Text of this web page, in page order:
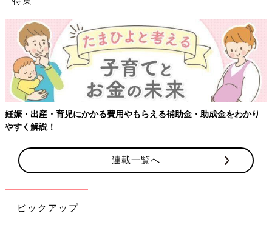
【ワクチン接種できるものも】妊婦の感染症対策、知っておいて！
連載一覧へ
ピックアップ